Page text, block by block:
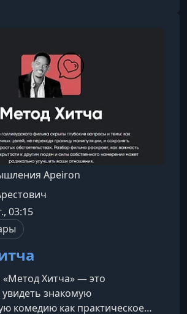
человек стремился приручить
структуру, систему,
Но каждое столкновение с
и
Apeiron
03:15
Хитча» — это
знакомую
комедию как практическое